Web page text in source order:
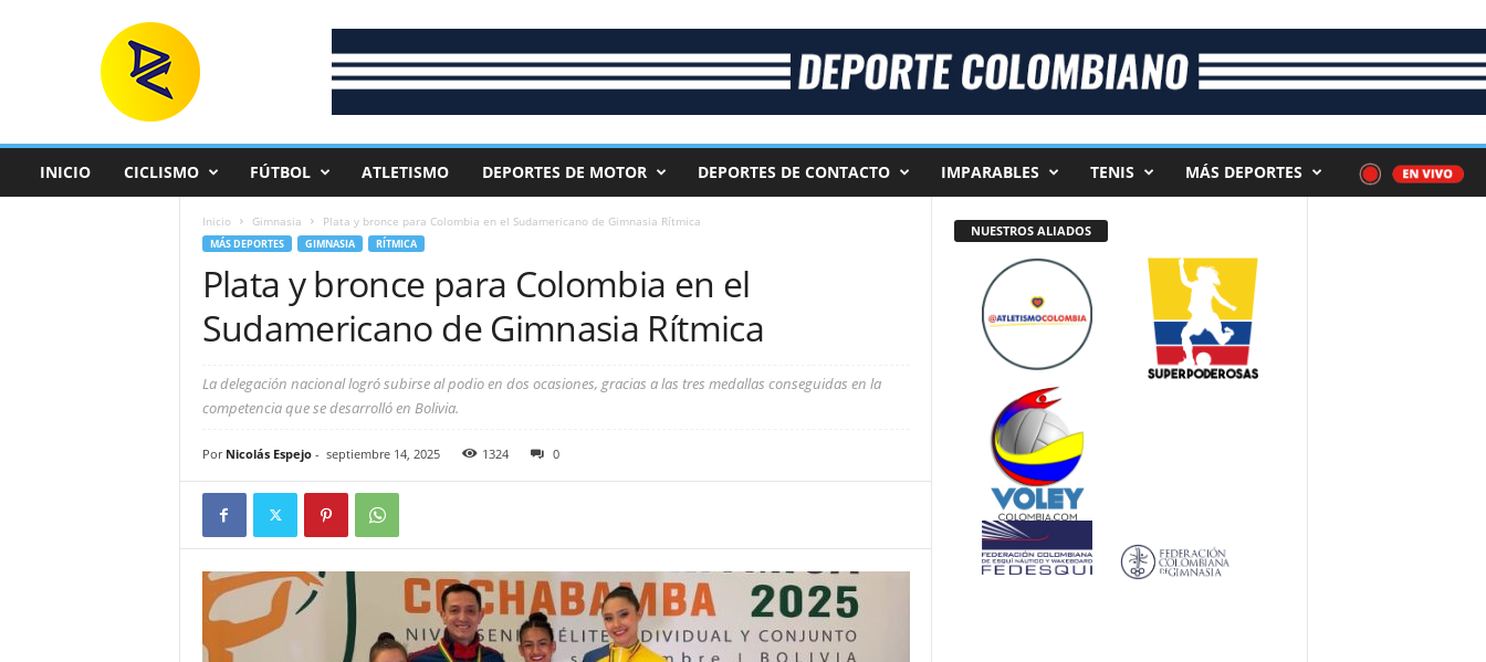
INICIO CICLISMO FÚTBOL ATLETISMO DEPORTES DE MOTOR DEPORTES DE CONTACTO IMPARABLES TENIS MÁS DEPORTES
Inicio Gimnasia Plata y bronce para Colombia en el Sudamericano de Gimnasia Rítmica
MÁS DEPORTES GIMNASIA RÍTMICA
Plata y bronce para Colombia en el
Sudamericano de Gimnasia Rítmica
La delegación nacional logró subirse al podio en dos ocasiones, gracias a las tres medallas conseguidas en la
competencia que se desarrolló en Bolivia.
Por Nicolás Espejo- septiembre 14, 2025 1324 0
NUESTROS ALIADOS